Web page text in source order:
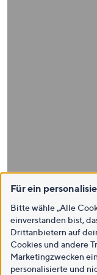
Für ein
Bitte wähle „Alle
einverstanden bist,
Drittanbietern auf
Cookies und andere
Marketingzwecken
personalisierte und